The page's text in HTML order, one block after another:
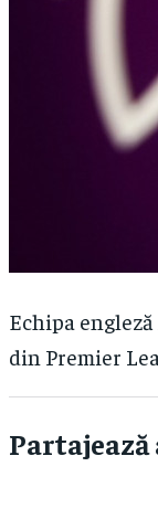
Echipa
din Premier
Partajează